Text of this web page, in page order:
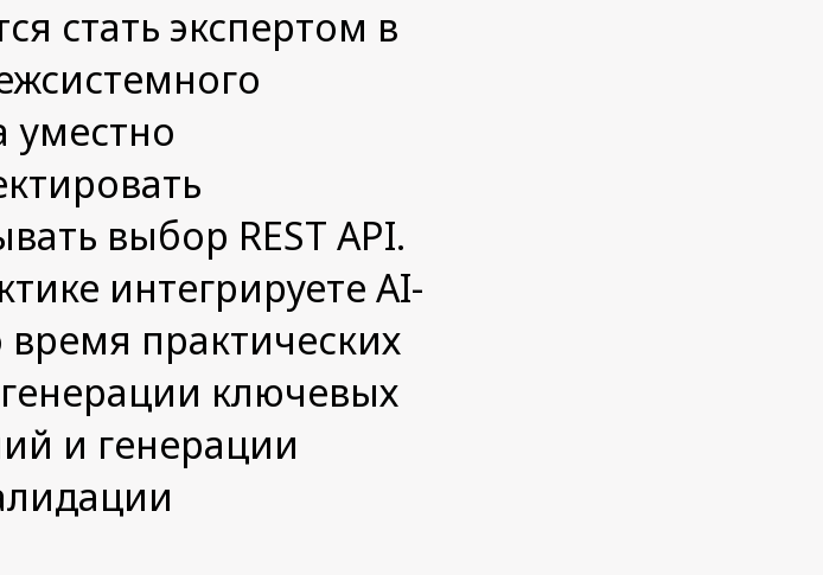
стать экспертом в
уместно
выбор REST API.
интегрируете AI-
практических
ключевых
и генерации